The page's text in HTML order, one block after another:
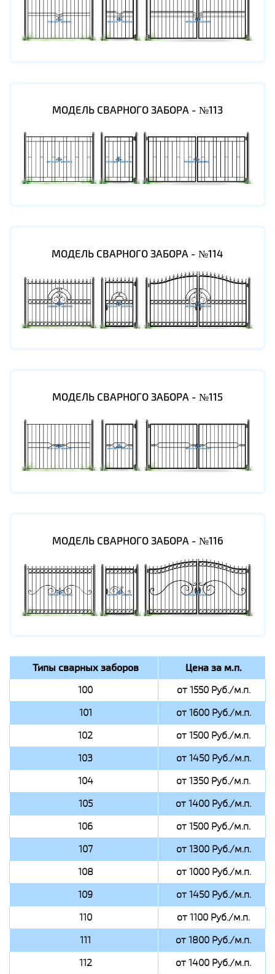
МОДЕЛЬ СВАРНОГО ЗАБОРА - №113
МОДЕЛЬ СВАРНОГО ЗАБОРА - №114
МОДЕЛЬ СВАРНОГО ЗАБОРА - №115
МОДЕЛЬ СВАРНОГО ЗАБОРА - №116
Типы сварных заборов Цена за м.п.
100
от 1550 Руб./м.п.
101
от 1600 Руб./м.п.
102
от 1500 Руб./м.п.
103
от 1450 Руб./м.п.
104
от 1350 Руб./м.п.
105
от 1400 Руб./м.п.
106
от 1500 Руб./м.п.
107
от 1300 Руб./м.п.
108
от 1000 Руб./м.п.
109
от 1450 Руб./м.п.
110
от 1100 Руб./м.п.
111
от 1800 Руб./м.п.
112
от 1400 Руб./м.п.